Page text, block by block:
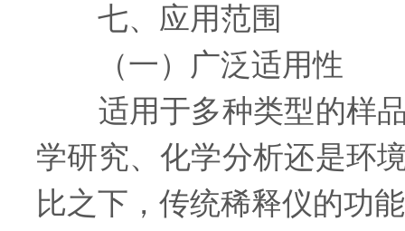
七、应用范围
（一）广泛适用性
适用于多种类型的样品
学研究、化学分析还是环
比之下，传统稀释仪的功